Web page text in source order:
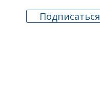
Подписаться